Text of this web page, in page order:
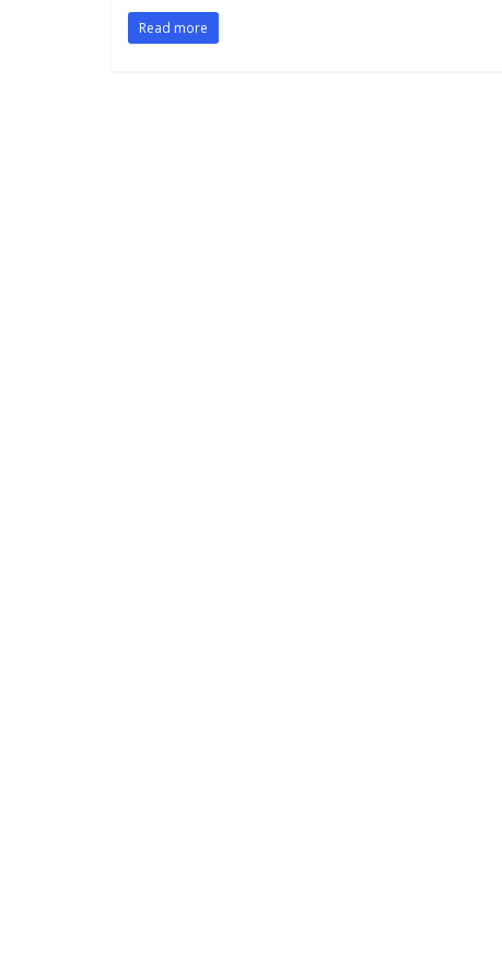
Read more